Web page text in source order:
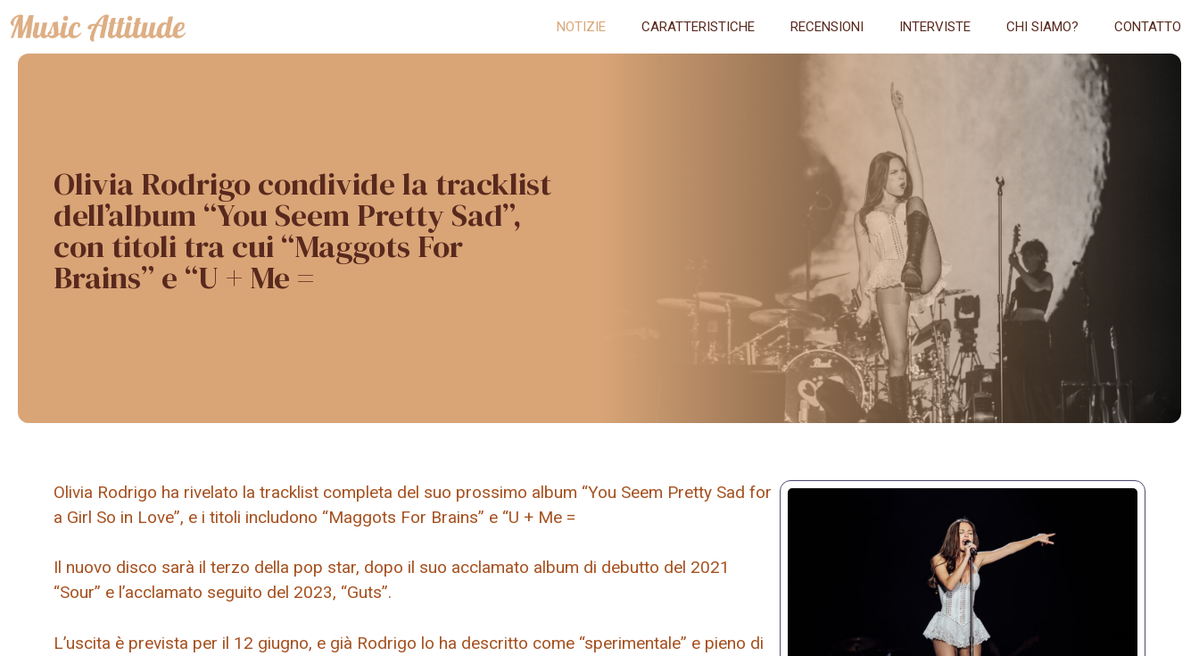
Vai
al
contenuto
NOTIZIE CARATTERISTICHE RECENSIONI INTERVISTE CHI SIAMO? CONTATTO
Olivia Rodrigo condivide la tracklist
dell’album “You Seem Pretty Sad”,
con titoli tra cui “Maggots For
Brains” e “U + Me =
Olivia Rodrigo ha rivelato la tracklist completa del suo prossimo album “You Seem Pretty Sad for
a Girl So in Love”, e i titoli includono “Maggots For Brains” e “U + Me =
Il nuovo disco sarà il terzo della pop star, dopo il suo acclamato album di debutto del 2021
“Sour” e l’acclamato seguito del 2023, “Guts”.
L’uscita è prevista per il 12 giugno, e già Rodrigo lo ha descritto come “sperimentale” e pieno di